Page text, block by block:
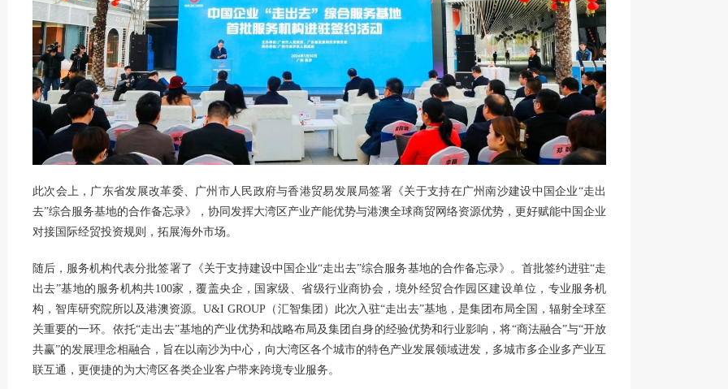
此次会上，广东省发展改革委、广州市人民政府与香港贸易发展局签署《关于支持在广州南沙建设中国企业“走出
去”综合服务基地的合作备忘录》，协同发挥大湾区产业产能优势与港澳全球商贸网络资源优势，更好赋能中国企业
对接国际经贸投资规则，拓展海外市场。
随后，服务机构代表分批签署了《关于支持建设中国企业“走出去”综合服务基地的合作备忘录》。首批签约进驻“走
出去”基地的服务机构共100家，覆盖央企，国家级、省级行业商协会，境外经贸合作园区建设单位，专业服务机
构，智库研究院所以及港澳资源。U&I GROUP（汇智集团）此次入驻“走出去”基地，是集团布局全国，辐射全球至
关重要的一环。依托“走出去”基地的产业优势和战略布局及集团自身的经验优势和行业影响，将“商法融合”与“开放
共赢”的发展理念相融合，旨在以南沙为中心，向大湾区各个城市的特色产业发展领域进发，多城市多企业多产业互
联互通，更便捷的为大湾区各类企业客户带来跨境专业服务。